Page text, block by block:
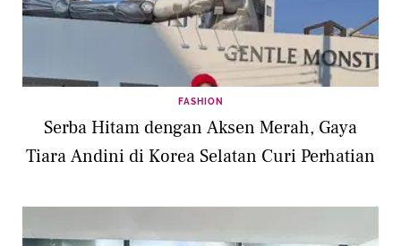
FASHION
Serba Hitam dengan Aksen Merah, Gaya
Tiara Andini di Korea Selatan Curi Perhatian